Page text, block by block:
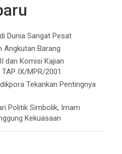
Dunia Sangat Pesat
Angkutan Barang
dan Komisi Kajian
IX/MPR/2001
Tekankan Pentingnya
Politik Simbolik, Imam
Kekuasaan